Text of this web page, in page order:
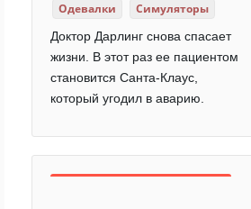
Одевалки
Симуляторы
Доктор Дарлинг снова спасает
жизни. В этот раз ее пациентом
становится Санта-Клаус,
который угодил в аварию.